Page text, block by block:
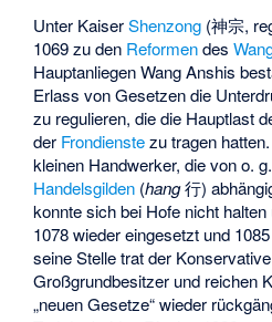
Unter KaiserShenzong (神宗,
1069 zu den Reformendes
Hauptanliegen Wang Anshis
Erlass von Gesetzen die
zu regulieren, die die Hauptlast
der Frondienstezu tragen
kleinen Handwerker, die von o.
Handelsgilden (hang行)
konnte sich bei Hofe nicht
1078 wieder eingesetzt und
seine Stelle trat der
Großgrundbesitzer und reichen
„neuen Gesetze“ wieder